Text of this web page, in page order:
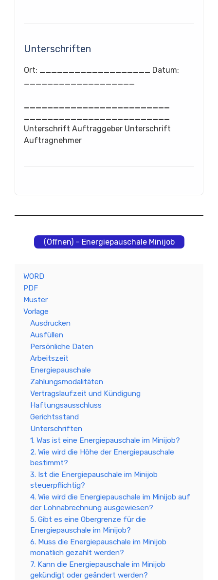
Unterschriften
Ort: ___________________ Datum:
Unterschrift Auftraggeber Unterschrift
Auftragnehmer
(Öffnen) – Energiepauschale Minijob
WORD
PDF
Muster
Vorlage
Ausdrucken
Ausfüllen
Persönliche Daten
Arbeitszeit
Energiepauschale
Zahlungsmodalitäten
Vertragslaufzeit und Kündigung
Haftungsausschluss
Gerichtsstand
Unterschriften
1. Was ist eine Energiepauschale im Minijob?
2. Wie wird die Höhe der Energiepauschale
bestimmt?
3. Ist die Energiepauschale im Minijob
steuerpflichtig?
4. Wie wird die Energiepauschale im Minijob auf
der Lohnabrechnung ausgewiesen?
5. Gibt es eine Obergrenze für die
Energiepauschale im Minijob?
6. Muss die Energiepauschale im Minijob
monatlich gezahlt werden?
7. Kann die Energiepauschale im Minijob
gekündigt oder geändert werden?